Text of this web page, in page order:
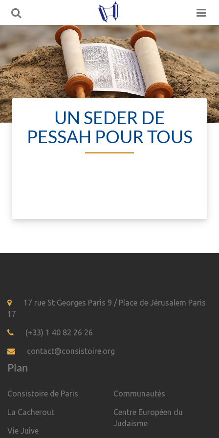
UN SEDER DE
PESSAH POUR TOUS
17 rue St Georges Paris 9 / Place de Jérusalem Paris
17
(+33) 1 40 82 26 26
contact@consistoire.org
Plan
Consistoire de Paris
La Cacherout
Vie Juive
Communautés
Centre Européen du
Judaïsme